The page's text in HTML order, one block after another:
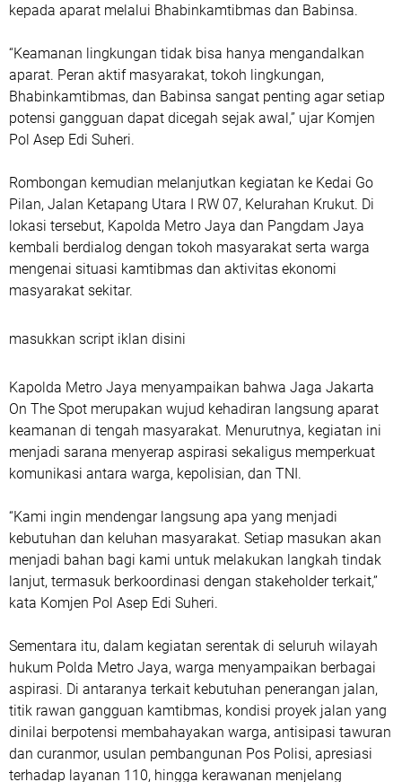
kepada aparat melalui Bhabinkamtibmas dan Babinsa.
“Keamanan lingkungan tidak bisa hanya mengandalkan
aparat. Peran aktif masyarakat, tokoh lingkungan,
Bhabinkamtibmas, dan Babinsa sangat penting agar setiap
potensi gangguan dapat dicegah sejak awal,” ujar Komjen
Pol Asep Edi Suheri.
Rombongan kemudian melanjutkan kegiatan ke Kedai Go
Pilan, Jalan Ketapang Utara I RW 07, Kelurahan Krukut. Di
lokasi tersebut, Kapolda Metro Jaya dan Pangdam Jaya
kembali berdialog dengan tokoh masyarakat serta warga
mengenai situasi kamtibmas dan aktivitas ekonomi
masyarakat sekitar.
masukkan script iklan disini
Kapolda Metro Jaya menyampaikan bahwa Jaga Jakarta
On The Spot merupakan wujud kehadiran langsung aparat
keamanan di tengah masyarakat. Menurutnya, kegiatan ini
menjadi sarana menyerap aspirasi sekaligus memperkuat
komunikasi antara warga, kepolisian, dan TNI.
“Kami ingin mendengar langsung apa yang menjadi
kebutuhan dan keluhan masyarakat. Setiap masukan akan
menjadi bahan bagi kami untuk melakukan langkah tindak
lanjut, termasuk berkoordinasi dengan stakeholder terkait,”
kata Komjen Pol Asep Edi Suheri.
Sementara itu, dalam kegiatan serentak di seluruh wilayah
hukum Polda Metro Jaya, warga menyampaikan berbagai
aspirasi. Di antaranya terkait kebutuhan penerangan jalan,
titik rawan gangguan kamtibmas, kondisi proyek jalan yang
dinilai berpotensi membahayakan warga, antisipasi tawuran
dan curanmor, usulan pembangunan Pos Polisi, apresiasi
terhadap layanan 110, hingga kerawanan menjelang